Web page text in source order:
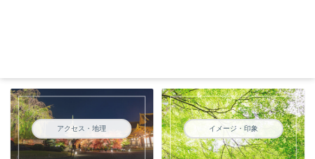
アクセス・地理 イメージ・印象